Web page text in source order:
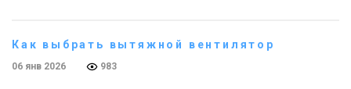
Как выбрать вытяжной вентилятор
06 янв 2026 983